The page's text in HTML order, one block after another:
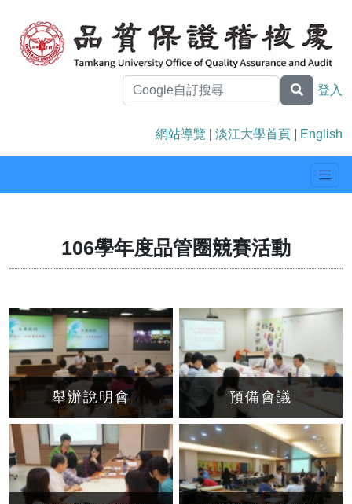
登入
網站導覽 淡江大學首頁 English
106學年度品管圈競賽活動
舉辦說明會 預備會議